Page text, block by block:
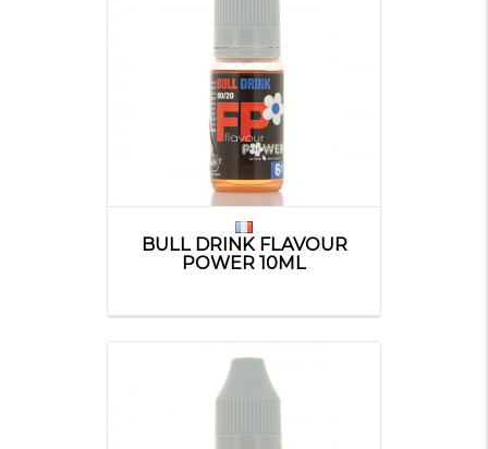
BULL DRINK FLAVOUR
POWER 10ML